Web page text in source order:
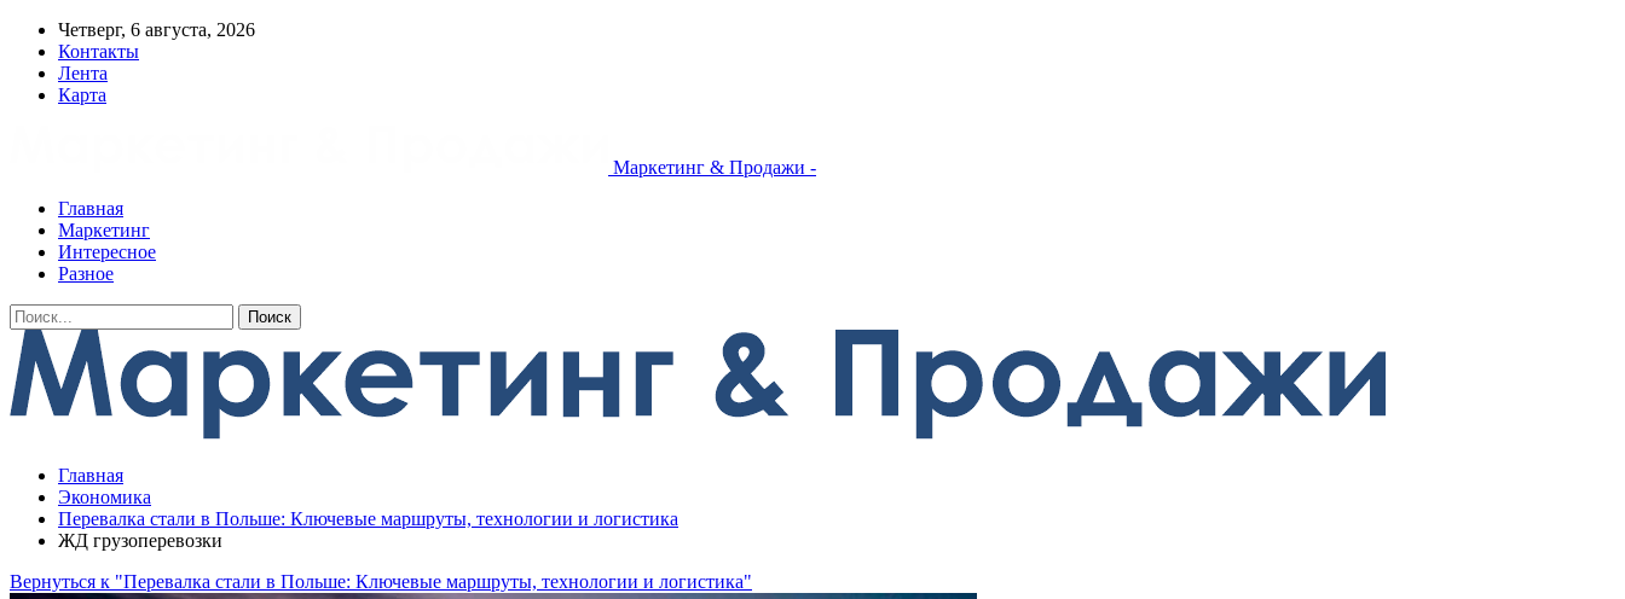
Четверг, 6 августа, 2026
Контакты
Лента
Карта
Маркетинг & Продажи -
Главная
Маркетинг
Интересное
Разное
Главная
Экономика
Перевалка стали в Польше: Ключевые маршруты, технологии и логистика
ЖД грузоперевозки
Вернуться к "Перевалка стали в Польше: Ключевые маршруты, технологии и логистика"